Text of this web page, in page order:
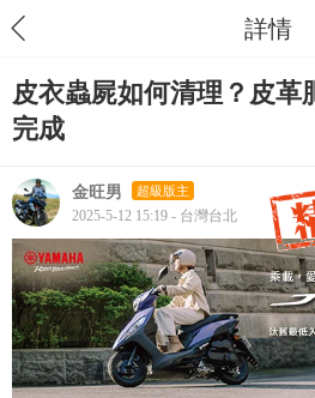
詳情
皮衣蟲屍如何清理？皮革
完成
金旺男 超級版主
2025-5-12 15:19 - 台灣台北